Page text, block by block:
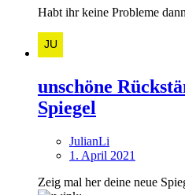
Habt ihr keine Probleme
unschöne
Spiegel
JulianLi
1. April 2021
Zeig mal her deine neue